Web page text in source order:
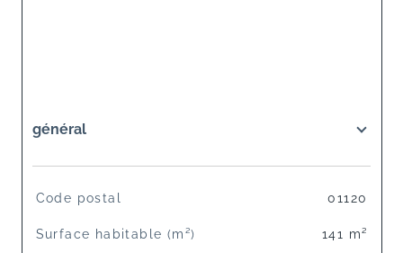
général
TRAD_SIROCCO_Caracteristique
Code postal 01120
Surface habitable (m²) 141 m²